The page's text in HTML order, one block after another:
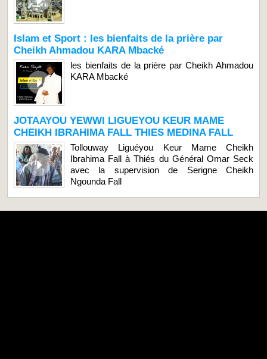
Islam et Sport : les bienfaits de la prière par
Cheikh Ahmadou KARA Mbacké
les bienfaits de la prière par Cheikh Ahmadou
KARA Mbacké
JOTAAYOU YEWWI LIGUEYOU KEUR MAME
CHEIKH IBRAHIMA FALL THIES MEDINA FALL
Tollouway Liguéyou Keur Mame Cheikh
Ibrahima Fall à Thiés du Général Omar Seck
avec la supervision de Serigne Cheikh
Ngounda Fall